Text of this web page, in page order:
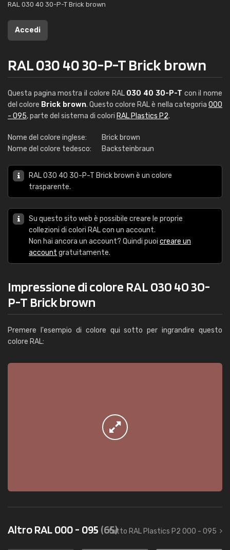
RAL 030 40 30-P-T Brick brown
Accedi
RAL 030 40 30-P-T Brick brown
Questa pagina mostra il colore RAL 030 40 30-P-T con il nome
del colore Brick brown. Questo colore RAL è nella categoria000
- 095, parte del sistema di colori RAL Plastics P2.
Nome del colore inglese:
Brick brown
Nome del colore tedesco:
Backsteinbraun
RAL 030 40 30-P-T Brick brown è un colore
trasparente.
Su questo sito web è possibile creare le proprie
collezioni di colori RAL con un account.
Non hai ancora un account? Quindi puoi creare un
account gratuitamente.
Impressione di colore RAL 030 40 30-
P-T Brick brown
Premere l'esempio di colore qui sotto per ingrandire questo
colore RAL:
Altro RAL 000 - 095 (65)tutto RAL Plastics P2 000 - 095